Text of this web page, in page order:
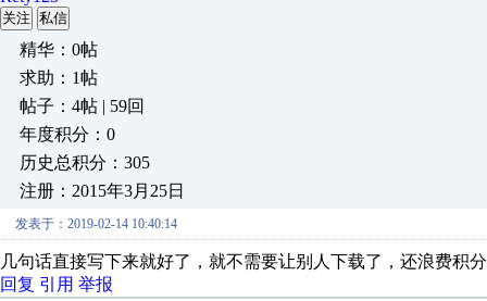
关注 私信
精华：0帖
求助：1帖
帖子：4帖 | 59回
年度积分：0
历史总积分：305
注册：2015年3月25日
发表于：2019-02-14 10:40:14
几句话直接写下来就好了，就不需要让别人下载了，还浪费积分
回复 引用 举报